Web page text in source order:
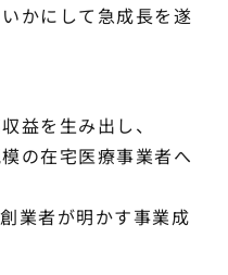
かにして急成長を遂
益を生み出し、
の在宅医療事業者へ
業者が明かす事業成